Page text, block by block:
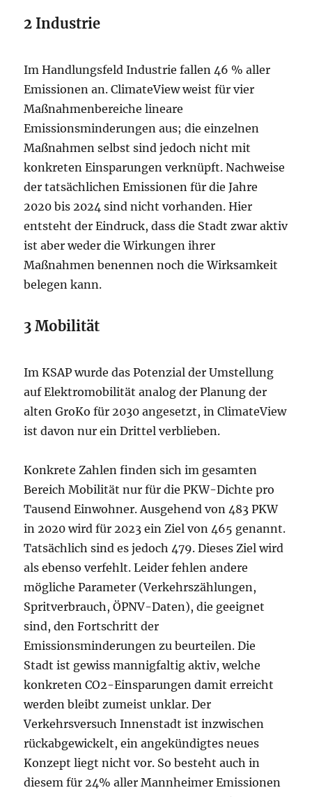
2 Industrie
Im Handlungsfeld Industrie fallen 46 % aller
Emissionen an. ClimateView weist für vier
Maßnahmenbereiche lineare
Emissionsminderungen aus; die einzelnen
Maßnahmen selbst sind jedoch nicht mit
konkreten Einsparungen verknüpft. Nachweise
der tatsächlichen Emissionen für die Jahre
2020 bis 2024 sind nicht vorhanden. Hier
entsteht der Eindruck, dass die Stadt zwar aktiv
ist aber weder die Wirkungen ihrer
Maßnahmen benennen noch die Wirksamkeit
belegen kann.
3 Mobilität
Im KSAP wurde das Potenzial der Umstellung
auf Elektromobilität analog der Planung der
alten GroKo für 2030 angesetzt, in ClimateView
ist davon nur ein Drittel verblieben.
Konkrete Zahlen finden sich im gesamten
Bereich Mobilität nur für die PKW-Dichte pro
Tausend Einwohner. Ausgehend von 483 PKW
in 2020 wird für 2023 ein Ziel von 465 genannt.
Tatsächlich sind es jedoch 479. Dieses Ziel wird
als ebenso verfehlt. Leider fehlen andere
mögliche Parameter (Verkehrszählungen,
Spritverbrauch, ÖPNV-Daten), die geeignet
sind, den Fortschritt der
Emissionsminderungen zu beurteilen. Die
Stadt ist gewiss mannigfaltig aktiv, welche
konkreten CO2-Einsparungen damit erreicht
werden bleibt zumeist unklar. Der
Verkehrsversuch Innenstadt ist inzwischen
rückabgewickelt, ein angekündigtes neues
Konzept liegt nicht vor. So besteht auch in
diesem für 24% aller Mannheimer Emissionen